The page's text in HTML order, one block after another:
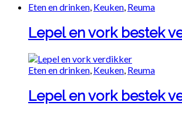
Eten en drinken, Keuken, Reuma
Lepel en vork bestek
Eten en drinken Keuken Reuma
Lepel en vork bestek